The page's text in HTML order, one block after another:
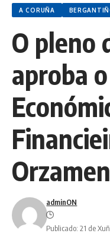
A CORUÑA
O pleno
aproba
adminON
Publicado: 21 de